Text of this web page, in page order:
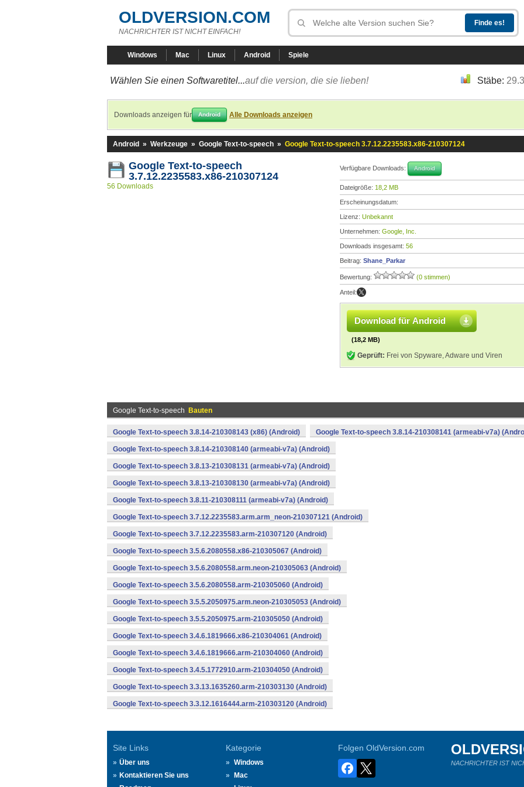
OLDVERSION.COM
NACHRICHTER IST NICHT EINFACH!
Windows Mac Linux Android Spiele
Wählen Sie einen Softwaretitel...auf die version, die sie lieben! Stäbe:
Downloads anzeigen für Android Alle Downloads anzeigen
Android » Werkzeuge » Google Text-to-speech » Google Text-to-speech 3.7.12.2235583.x86-210307124
Google Text-to-speech
3.7.12.2235583.x86-210307124
56 Downloads
Verfügbare Downloads: Android
Dateigröße: 18,2 MB
Erscheinungsdatum:
Lizenz: Unbekannt
Unternehmen: Google, Inc.
Downloads insgesamt: 56
Beitrag: Shane_Parkar
Bewertung: (0 stimmen)
Anteil:
Download für Android
(18,2 MB)
Geprüft: Frei von Spyware, Adware und Viren
Google Text-to-speech Bauten
Google Text-to-speech 3.8.14-210308143 (x86) (Android) Google Text-to-speech 3.8.14-210308141 (armeabi-v7a)
Google Text-to-speech 3.8.14-210308140 (armeabi-v7a) (Android)
Google Text-to-speech 3.8.13-210308131 (armeabi-v7a) (Android)
Google Text-to-speech 3.8.13-210308130 (armeabi-v7a) (Android)
Google Text-to-speech 3.8.11-210308111 (armeabi-v7a) (Android)
Google Text-to-speech 3.7.12.2235583.arm.arm_neon-210307121 (Android)
Google Text-to-speech 3.7.12.2235583.arm-210307120 (Android)
Google Text-to-speech 3.5.6.2080558.x86-210305067 (Android)
Google Text-to-speech 3.5.6.2080558.arm.neon-210305063 (Android)
Google Text-to-speech 3.5.6.2080558.arm-210305060 (Android)
Google Text-to-speech 3.5.5.2050975.arm.neon-210305053 (Android)
Google Text-to-speech 3.5.5.2050975.arm-210305050 (Android)
Google Text-to-speech 3.4.6.1819666.x86-210304061 (Android)
Google Text-to-speech 3.4.6.1819666.arm-210304060 (Android)
Google Text-to-speech 3.4.5.1772910.arm-210304050 (Android)
Google Text-to-speech 3.3.13.1635260.arm-210303130 (Android)
Google Text-to-speech 3.3.12.1616444.arm-210303120 (Android)
Site Links
Über uns
Kontaktieren Sie uns
Kategorie
Windows
Mac
Folgen OldVersion.com
NACHRICHTER IST